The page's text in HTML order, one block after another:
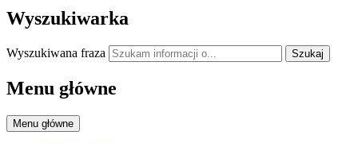
Wyszukiwarka
Wyszukiwana fraza Szukaj
Menu główne
Menu główne